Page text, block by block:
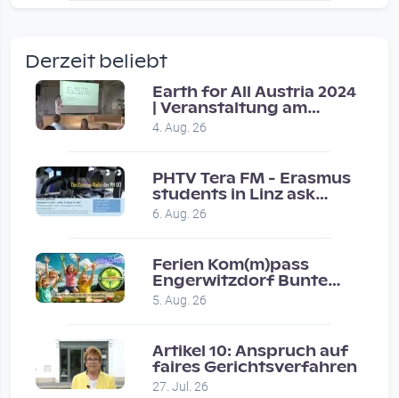
Vor 2 weeks 3 days
Coole Sendung, tolle…
Vor 1 month 2 weeks
Eure Show war super :-)…
Vor 1 month 2 weeks
Derzeit beliebt
Earth for All Austria 2024
| Veranstaltung am
8.7.2024
4. Aug. 26
PHTV Tera FM - Erasmus
students in Linz ask
people on road for
recommendations
6. Aug. 26
Ferien Kom(m)pass
Engerwitzdorf Bunte
Hundestunde
5. Aug. 26
Artikel 10: Anspruch auf
faires Gerichtsverfahren
27. Jul. 26